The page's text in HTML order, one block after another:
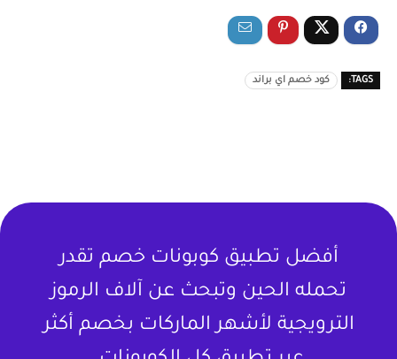
TAGS: كود خصم اي براند
أفضل تطبيق كوبونات خصم تقدر
تحمله الحين وتبحث عن آلاف الرموز
الترويجية لأشهر الماركات بخصم أكثر